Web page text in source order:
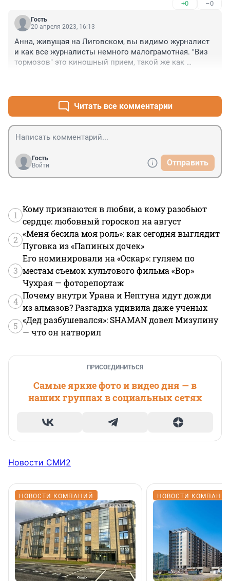
отбойник слева. Про абс и тормоза коммент неверен
в значительной части.
+0 –0
Гость
20 апреля 2023, 16:13
Анна, живущая на Лиговском, вы видимо журналист
и как все журналисты немного малограмотная. "Виз
тормозов" это киношный прием, такой же как
немецкая компания Bosh изобрела Anti-lock braking
systems (ABS). Все современные автомобили
иностранного производства оснащаются АБС уже
больше 50 лет. В СССР и России такая система не
выпускалась и не выпускается до сих пор, по причине
нехватки скреп у журналистов. Да, в 2023 году
"жигули" выпускают без АБС.
Читать все комментарии
Гость
Войти
Отправить
1
Кому признаются в любви, а кому разобьют
сердце: любовный гороскоп на август
2
«Меня бесила моя роль»: как сегодня выглядит
Пуговка из «Папиных дочек»
3
Его номинировали на «Оскар»: гуляем по
местам съемок культового фильма «Вор»
Чухрая — фоторепортаж
4
Почему внутри Урана и Нептуна идут дожди
из алмазов? Разгадка удивила даже ученых
5
«Дед разбушевался»: SHAMAN довел Мизулину
— что он натворил
ПРИСОЕДИНИТЬСЯ
Самые яркие фото и видео дня — в
наших группах в социальных сетях
Новости СМИ2
НОВОСТИ КОМПАНИЙ НОВОСТИ